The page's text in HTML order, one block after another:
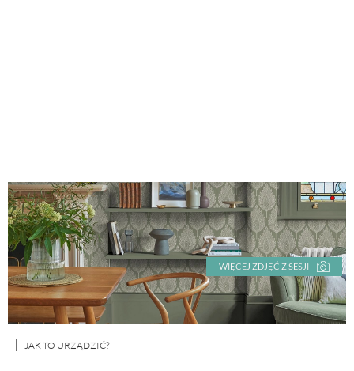
WIĘCEJ ZDJĘĆ Z SESJI
JAK TO URZĄDZIĆ?